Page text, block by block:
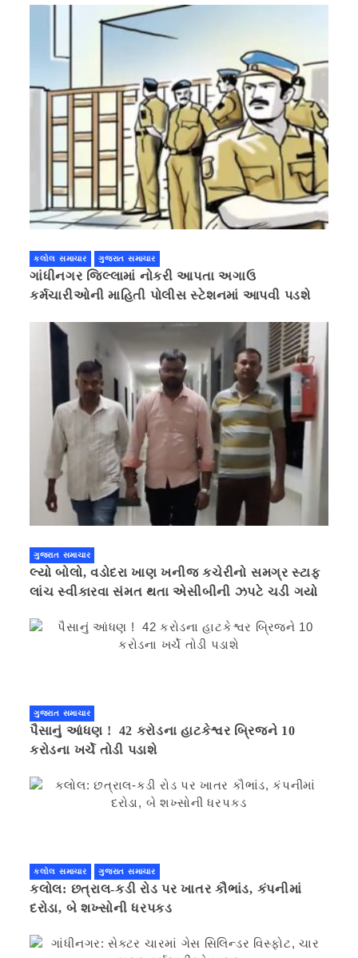
કલોલ સમાચાર ગુજરાત સમાચાર
ગાંધીનગર જિલ્લામાં નોકરી આપતા અગાઉ
કર્મચારીઓની માહિતી પોલીસ સ્ટેશનમાં આપવી પડશે
ગુજરાત સમાચાર
લ્યો બોલો, વડોદરા ખાણ ખનીજ કચેરીનો સમગ્ર સ્ટાફ
લાંચ સ્વીકારવા સંમત થતા એસીબીની ઝપટે ચડી ગયો
ગુજરાત સમાચાર
પૈસાનું આંધણ ! 42 કરોડના હાટકેશ્વર બ્રિજને 10
કરોડના ખર્ચે તોડી પડાશે
કલોલ સમાચાર ગુજરાત સમાચાર
કલોલ: છત્રાલ-કડી રોડ પર ખાતર કૌભાંડ, કંપનીમાં
દરોડા, બે શખ્સોની ધરપકડ